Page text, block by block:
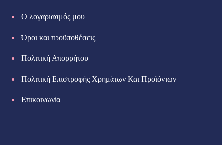
Ο λογαριασμός μου
Όροι και προϋποθέσεις
Πολιτική Απορρήτου
Πολιτική Επιστροφής Χρημάτων Και Προϊόντων
Επικοινωνία